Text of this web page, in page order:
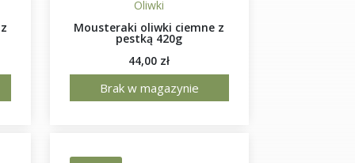
Oliwki
Mousteraki oliwki ciemne z
pestką 420g
44,00 zł
Brak w magazynie